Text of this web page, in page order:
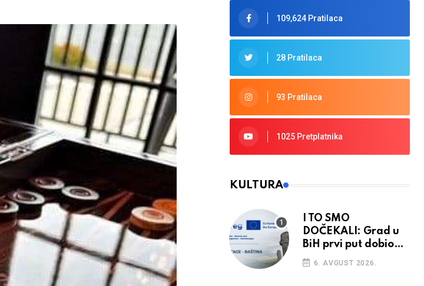
109,624 Pratilaca
28 Pratilaca
93 Pratilaca
1025 Pretplatnika
KULTURA
I TO SMO
DOČEKALI: Grad u
BiH prvi put dobio
sredstva EU
6. AVGUST 2026.